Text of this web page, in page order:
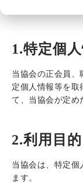
1.特定個
当協会の正会員、
定個人情報等を取
て、当協会が定め
2.利用目的
当協会は、特定個
ます。